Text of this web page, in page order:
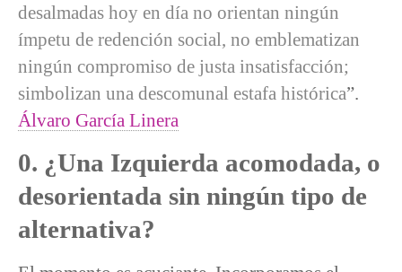
desalmadas hoy en día no orientan ningún
ímpetu de redención social, no emblematizan
ningún compromiso de justa insatisfacción;
simbolizan una descomunal estafa histórica”.
Álvaro García Linera
0. ¿Una Izquierda acomodada, o
desorientada sin ningún tipo de
alternativa?